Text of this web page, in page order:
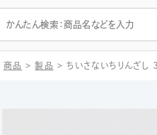
商品 >製品 >ちいさないちりんざし